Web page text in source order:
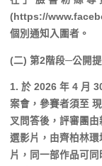
(https://
個別通知入圍者。
(二) 第2階段─公開
1. 於 2026 年 4 月
案會，參賽者須至
叉問答後，評審團
選影片，由齊柏林
片，同一部作品可